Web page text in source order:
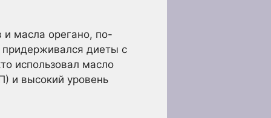
масла орегано, по-
диеты с
использовал масло
и высокий уровень